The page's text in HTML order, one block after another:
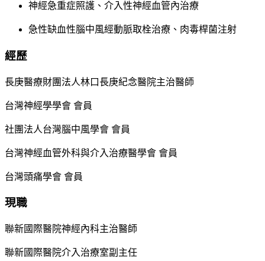
神經急重症照護、介入性神經血管內治療
急性缺血性腦中風經動脈取栓治療、肉毒桿菌注射
經歷
長庚醫療財團法人林口長庚紀念醫院主治醫師
台灣神經學學會 會員
社團法人台灣腦中風學會 會員
台灣神經血管外科與介入治療醫學會 會員
台灣頭痛學會 會員
現職
聯新國際醫院神經內科主治醫師
聯新國際醫院介入治療室副主任